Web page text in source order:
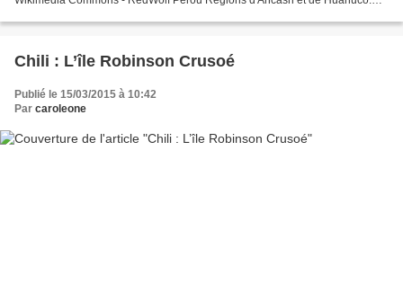
Chili : L’île Robinson Crusoé
Publié le 15/03/2015 à 10:42
Par caroleone